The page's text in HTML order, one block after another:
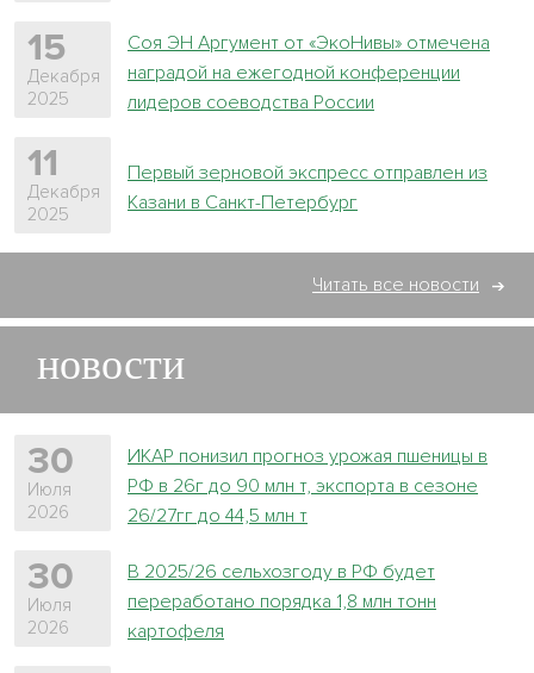
15
Декабря
2025
Соя ЭН Аргумент от «ЭкоНивы» отмечена
наградой на ежегодной конференции
лидеров соеводства России
11
Декабря
2025
Первый зерновой экспресс отправлен из
Казани в Санкт-Петербург
Читать все новости
новости
30
Июля
2026
ИКАР понизил прогноз урожая пшеницы в
РФ в 26г до 90 млн т, экспорта в сезоне
26/27гг до 44,5 млн т
30
Июля
2026
В 2025/26 сельхозгоду в РФ будет
переработано порядка 1,8 млн тонн
картофеля